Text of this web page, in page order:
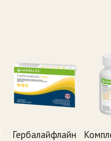
Гербалайфлайн